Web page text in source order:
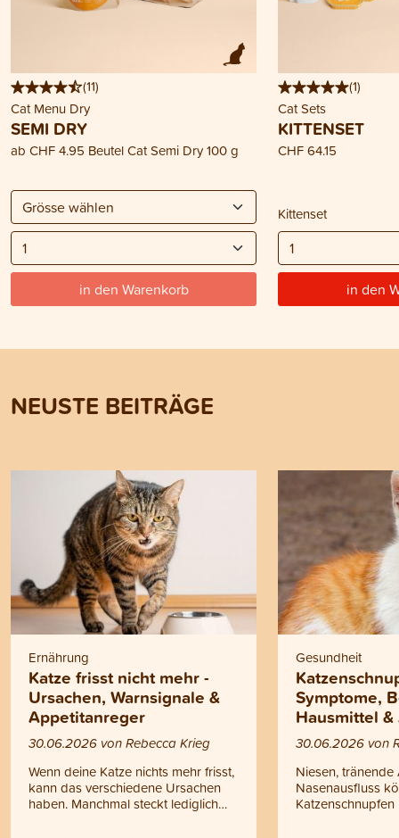
(11)
Cat Menu Dry
SEMI DRY
ab CHF 4.95 Beutel Cat Semi Dry 100 g
in den Warenkorb
(1)
Cat Sets
KITTENSET
CHF 64.15
Kittenset
in den
NEUSTE BEITRÄGE
Ernährung
Katze frisst nicht mehr -
Ursachen, Warnsignale &
Appetitanreger
30.06.2026 von Rebecca Krieg
Wenn deine Katze nichts mehr frisst,
kann das verschiedene Ursachen
haben. Manchmal steckt lediglich
Gesundheit
Symptome,
Hausmittel
30.06.2026 von
Niesen,
Nasenausfluss